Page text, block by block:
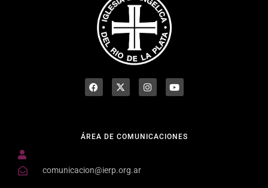
ÁREA DE COMUNICACIONES
comunicacion@ierp.org.ar